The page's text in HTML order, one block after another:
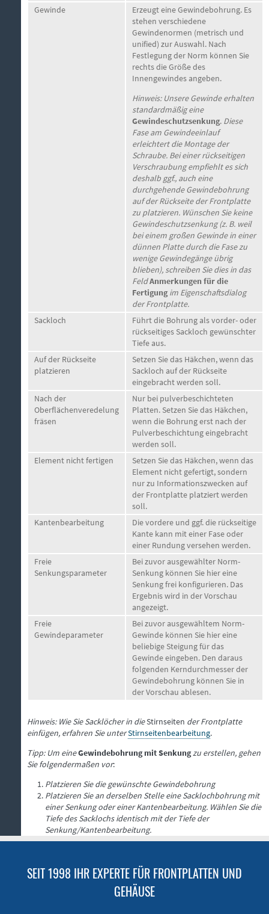
Gewinde
Erzeugt eine Gewindebohrung. Es
stehen verschiedene
Gewindenormen (metrisch und
unified) zur Auswahl. Nach
Festlegung der Norm können Sie
rechts die Größe des
Innengewindes angeben.
Hinweis: Unsere Gewinde erhalten
standardmäßig eine
Gewindeschutzsenkung. Diese
Fase am Gewindeeinlauf
erleichtert die Montage der
Schraube. Bei einer rückseitigen
Verschraubung empfiehlt es sich
deshalb ggf., auch eine
durchgehende Gewindebohrung
auf der Rückseite der Frontplatte
zu platzieren. Wünschen Sie keine
Gewindeschutzsenkung (z. B. weil
bei einem großen Gewinde in einer
dünnen Platte durch die Fase zu
wenige Gewindegänge übrig
blieben), schreiben Sie dies in das
FeldAnmerkungen für die
Fertigung im Eigenschaftsdialog
der Frontplatte.
Sackloch
Führt die Bohrung als vorder- oder
rückseitiges Sackloch gewünschter
Tiefe aus.
Auf der Rückseite
platzieren
Setzen Sie das Häkchen, wenn das
Sackloch auf der Rückseite
eingebracht werden soll.
Nach der
Oberflächenveredelung
fräsen
Nur bei pulverbeschichteten
Platten. Setzen Sie das Häkchen,
wenn die Bohrung erst nach der
Pulverbeschichtung eingebracht
werden soll.
Element nicht fertigen
Setzen Sie das Häkchen, wenn das
Element nicht gefertigt, sondern
nur zu Informationszwecken auf
der Frontplatte platziert werden
soll.
Kantenbearbeitung
Die vordere und ggf. die rückseitige
Kante kann mit einer Fase oder
einer Rundung versehen werden.
Freie
Senkungsparameter
Bei zuvor ausgewählter Norm-
Senkung können Sie hier eine
Senkung frei konfigurieren. Das
Ergebnis wird in der Vorschau
angezeigt.
Freie
Gewindeparameter
Bei zuvor ausgewähltem Norm-
Gewinde können Sie hier eine
beliebige Steigung für das
Gewinde eingeben. Den daraus
folgenden Kerndurchmesser der
Gewindebohrung können Sie in
der Vorschau ablesen.
Hinweis: Wie Sie Sacklöcher in dieStirnseiten der Frontplatte
einfügen, erfahren Sie unterStirnseitenbearbeitung.
Tipp: Um eineGewindebohrung mit Senkungzu erstellen, gehen
Sie folgendermaßen vor:
Platzieren Sie die gewünschte Gewindebohrung
Platzieren Sie an derselben Stelle eine Sacklochbohrung mit
einer Senkung oder einer Kantenbearbeitung. Wählen Sie die
Tiefe des Sacklochs identisch mit der Tiefe der
Senkung/Kantenbearbeitung.
SEIT 1998 IHR EXPERTE FÜR FRONTPLATTEN UND
GEHÄUSE